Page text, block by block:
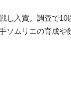
し入賞。調査で
ソムリエの育成や